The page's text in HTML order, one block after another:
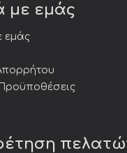
με εμάς
εμάς